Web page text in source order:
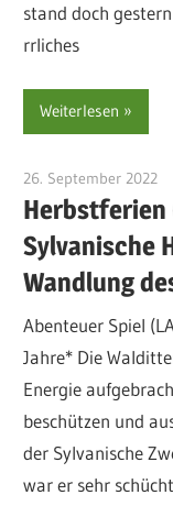
stand doch
rrliches
Weiterlesen
26. September 2022
Herbstferien
Sylvanische
Wandlung
Abenteuer Spiel
Jahre* Die
Energie
beschützen und
der Sylvanische
war er sehr